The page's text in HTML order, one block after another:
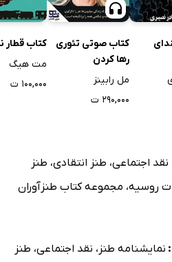
کتاب صوتی تئوری
رها کردن
مل رابینز
۲۹۰,۰۰۰ ت
کتاب
مت هیگ
۱۰۰,۰۰۰ ت
نقد اجتماعی، طنز انتقادی، طنز
روسیه، مجموعه کتاب طنزآوران
نمایشنامه طنز ، نقد اجتماعی، طنز